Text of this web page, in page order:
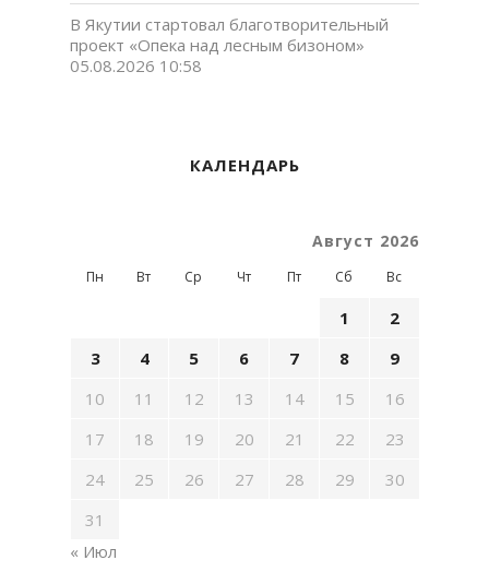
В Якутии стартовал благотворительный
проект «Опека над лесным бизоном»
05.08.2026 10:58
КАЛЕНДАРЬ
Август 2026
Пн Вт Ср Чт Пт Сб Вс
1
2
3
4 5 6 7 8
9
10
11 12 13 14 15
16
17
18 19 20 21 22
23
24
25 26 27 28 29
30
31
« Июл